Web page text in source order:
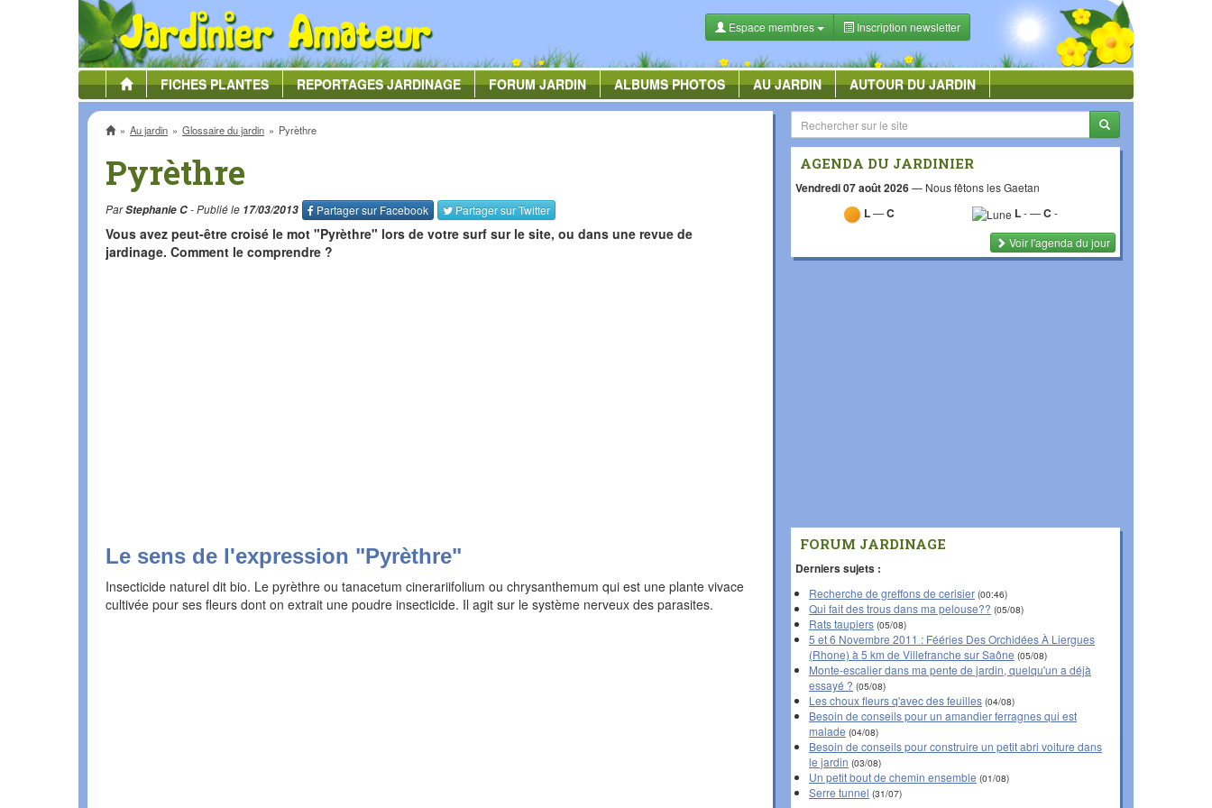
Espace membres Inscription newsletter
FICHESPLANTES REPORTAGESJARDINAGE FORUMJARDIN ALBUMSPHOTOS AU JARDIN AUTOUR DU JARDIN
AccueilAu jardin Glossaire du jardin Pyrèthre
Pyrèthre
ParStephanie C- Publié le 17/03/2013 Partager sur Facebook Partager surTwitter
Vous avez peut-être croisé le mot "Pyrèthre" lors de votre surf sur le site, ou dans une revue de
jardinage. Comment le comprendre ?
Le sens de l'expression "Pyrèthre"
Insecticide naturel dit bio. Le pyrèthre ou tanacetum cinerariifolium ou chrysanthemum qui est une plante vivace
cultivée pour ses fleurs dont on extrait une poudre insecticide. Il agit sur le système nerveux des parasites.
AGENDA DU JARDINIER
Vendredi 07 août 2026— Nous fêtons les Gaetan
L—C L-—C-
Voir l'agenda du jour
FORUM JARDINAGE
Derniers sujets :
Recherche de greffons de cerisier (00:46)
Qui fait des trous dans ma pelouse?? (05/08)
Rats taupiers (05/08)
5 et 6 Novembre 2011 : Fééries Des Orchidées À Liergues
(Rhone) à 5 km de Villefranche sur Saône (05/08)
Monte-escalier dans ma pente de jardin, quelqu'un a déjà
essayé ? (05/08)
Les choux fleurs q'avec des feuilles (04/08)
Besoin de conseils pour un amandier ferragnes qui est
malade (04/08)
Besoin de conseils pour construire un petit abri voiture dans
le jardin (03/08)
Un petit bout de chemin ensemble (01/08)
Serre tunnel (31/07)